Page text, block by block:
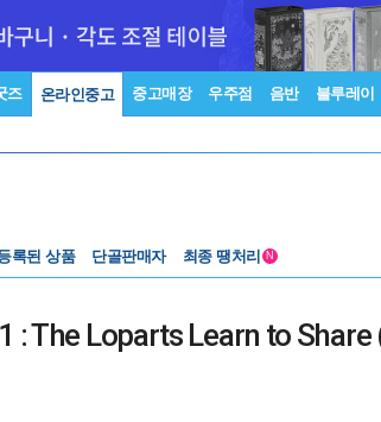
즈 온라인중고 중고매장 우주점 음반 블루레이
록된 상품 단골판매자 최종 땡처리 N
: The Loparts Learn to Share